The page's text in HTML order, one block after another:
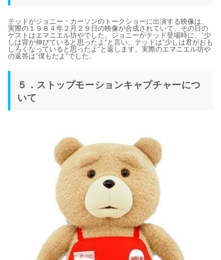
テッドがジョニー・カーソンのトークショーに出演する映像は、
実際の１９８４年２月２９日の映像が合成されていて、その日の
ゲストはエマニエル坊やでした。ジョニーがテッド登場時に、”少
しは背が伸びていると思ったよ”と言い、テッドは”少しは君がおも
しろくなっていると思ったよ”と返します。実際のエマニエル坊や
の返答は”僕もだよ”でした。
５．ストップモーションキャプチャーにつ
いて